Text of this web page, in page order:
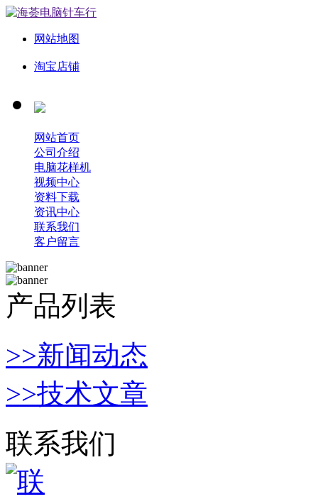
网站地图
淘宝店铺
网站首页
公司介绍
电脑花样机
视频中心
资料下载
资讯中心
联系我们
客户留言
产品列表
>>新闻动态
>>技术文章
联系我们